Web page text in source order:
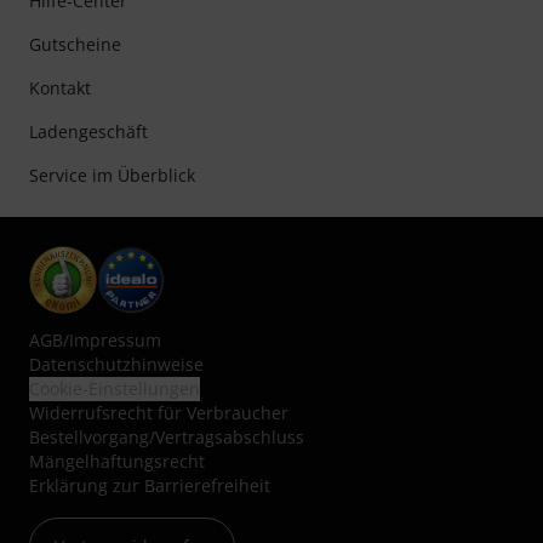
Gutscheine
Kontakt
Ladengeschäft
Service im Überblick
AGB/Impressum
Datenschutzhinweise
Widerrufsrecht für Verbraucher
Bestellvorgang/Vertragsabschluss
Mängelhaftungsrecht
Erklärung zur Barrierefreiheit